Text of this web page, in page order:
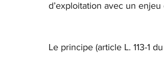
d’exploitation avec un
Le principe (article L. 113-1